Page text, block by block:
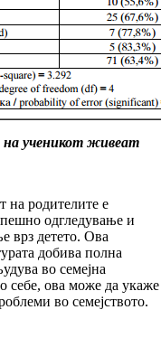
ученикот живеат
на родителите е
одгледување и
врз детето. Ова
добива полна
во семејна
себе, ова може да укаже
во семејството.